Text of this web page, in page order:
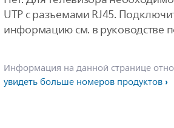
UTP с разъемами RJ45.
информацию см. в руководстве
Информация на данной странице
увидеть больше номеров продуктов